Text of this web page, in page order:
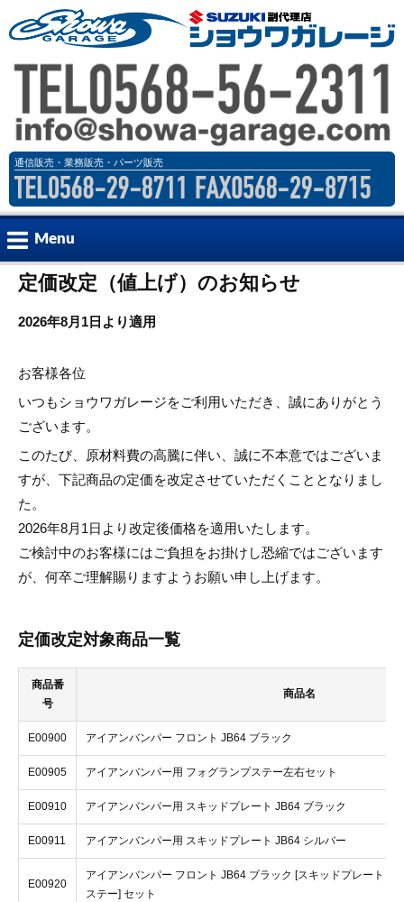
通信販売・業務販売・パーツ販売
Menu
パーツ Part
会社案内 Company
お問合せ Contact
カタログ
業務販売はこちら Wholesale
定価改定（値上げ）のお知らせ
2026年8月1日より適用
お客様各位
いつもショウワガレージをご利用いただき、誠にありがとう
ございます。
このたび、原材料費の高騰に伴い、誠に不本意ではございま
すが、下記商品の定価を改定させていただくこととなりまし
た。
2026年8月1日より改定後価格を適用いたします。
ご検討中のお客様にはご負担をお掛けし恐縮ではございます
が、何卒ご理解賜りますようお願い申し上げます。
定価改定対象商品一覧
商品番
号
商品名
E00900 アイアンバンパー フロント JB64 ブラック
E00905 アイアンバンパー用 フォグランプステー左右セット
E00910 アイアンバンパー用 スキッドプレート JB64 ブラック
E00911 アイアンバンパー用 スキッドプレート JB64 シルバー
E00920
アイアンバンパー フロント JB64 ブラック [スキッドプレート ブ
ステー] セット